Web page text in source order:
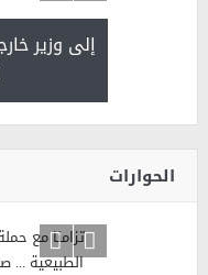
إلى وزير
الحوارات